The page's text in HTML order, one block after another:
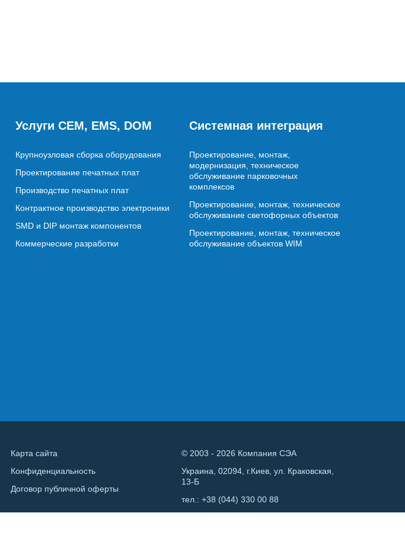
Услуги CEM, EMS, DOM
Крупноузловая сборка оборудования
Проектирование печатных плат
Производство печатных плат
Контрактное производство электроники
SMD и DIP монтаж компонентов
Коммерческие разработки
Системная интеграция
Проектирование, монтаж,
модернизация, техническое
обслуживание парковочных
комплексов
Проектирование, монтаж, техническое
обслуживание светофорных объектов
Проектирование, монтаж, техническое
обслуживание объектов WIM
Карта сайта
Конфиденциальность
Договор публичной оферты
© 2003 - 2026 Компания СЭА
Украина, 02094, г.Киев, ул. Краковская,
13-Б
тел.: +38 (044) 330 00 88